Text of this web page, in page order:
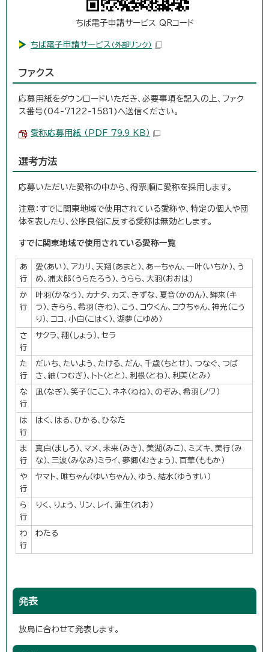
ちば電子申請サービス QRコード
ちば電子申請サービス （外部リンク）
ファクス
応募用紙をダウンロードいただき、必要事項を記入の上、ファク
ス番号(04-7122-1581)へ送信ください。
愛称応募用紙 （PDF 79.9 KB）
選考方法
応募いただいた愛称の中から、得票順に愛称を採用します。
注意：すでに関東地域で使用されている愛称や、特定の個人や団
体を表したり、公序良俗に反する愛称は無効とします。
すでに関東地域で使用されている愛称一覧
あ
行
愛（あい）、アカリ、天翔（あまと）、あーちゃん、一叶（いちか）、う
め、浦太郎（うらたろう）、うらら、大羽（おおは）
か
行
叶羽（かなう）、カナタ、カズ、きずな、夏音（かのん）、輝来（キ
ラ）、きらら、希羽（きわ）、こう、コウくん、コウちゃん、神光（こう
り）、ココ、小白（こはく）、湖夢（こゆめ）
さ
行
サクラ、翔（しょう）、セラ
た
行
だいち、たいよう、たける、だん、千歳（ちとせ）、つなぐ、つば
さ、紬（つむぎ）、トト（とと）、利根（とね）、利美（とみ）
な
行
凪（なぎ）、笑子（にこ）、ネネ（ねね）、のぞみ、希羽（ノワ）
は
行
はく、はる、ひかる、ひなた
ま
行
真白（ましろ）、マメ、未来（みき）、美湖（みこ）、ミズキ、美行（み
な）、三波（みなみ）ミライ、夢郷（むきょう）、百華（ももか）
や
行
ヤマト、唯ちゃん（ゆいちゃん）、ゆう、結水（ゆうすい）
ら
行
りく、りょう、リン、レイ、蓮生（れお）
わ
行
わたる
発表
放鳥に合わせて発表します。